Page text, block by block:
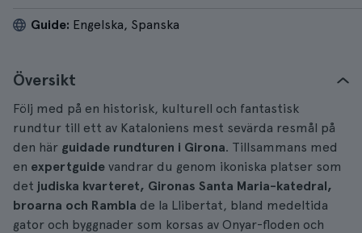
Guide: Engelska, Spanska
Översikt
Följ med på en historisk, kulturell och fantastisk
rundtur till ett av Kataloniens mest sevärda resmål på
den här guidade rundturen i Girona. Tillsammans med
en expertguide vandrar du genom ikoniska platser som
det judiska kvarteret, Gironas Santa Maria-katedral,
broarna och Rambla de la Llibertat, bland medeltida
gator och byggnader som korsas av Onyar-floden och